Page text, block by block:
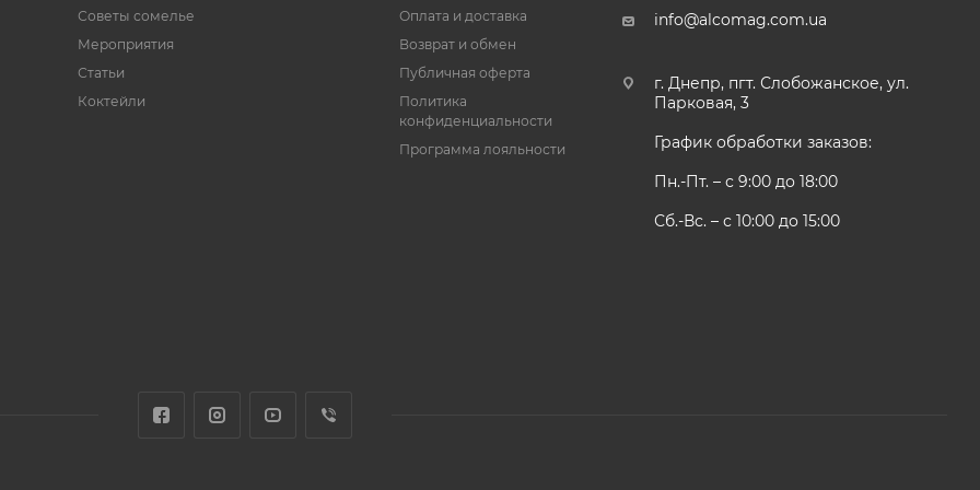
Советы сомелье
Мероприятия
Статьи
Коктейли
Оплата и доставка
Возврат и обмен
Публичная оферта
Политика
конфиденциальности
Программа лояльности
info@alcomag.com.ua
г. Днепр, пгт. Слобожанское, ул.
Парковая, 3
График обработки заказов:
Пн.-Пт. – с 9:00 до 18:00
Сб.-Вс. – с 10:00 до 15:00